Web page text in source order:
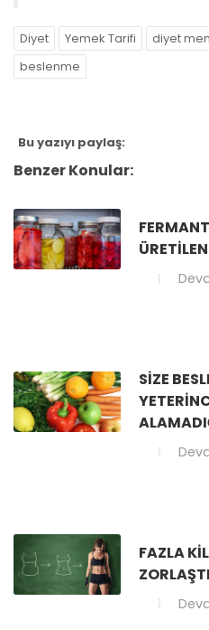
Diyet Yemek Tarifi diyet
beslenme
Bu yazıyı paylaş:
Benzer Konular:
SIZE
FAZLA